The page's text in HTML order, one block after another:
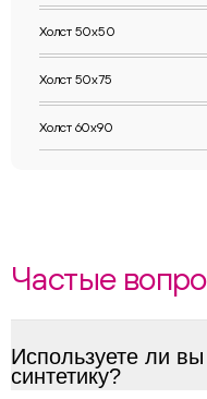
Холст 50х50
Холст 50х75
Холст 60х90
Частые
Используете ли
синтетику?